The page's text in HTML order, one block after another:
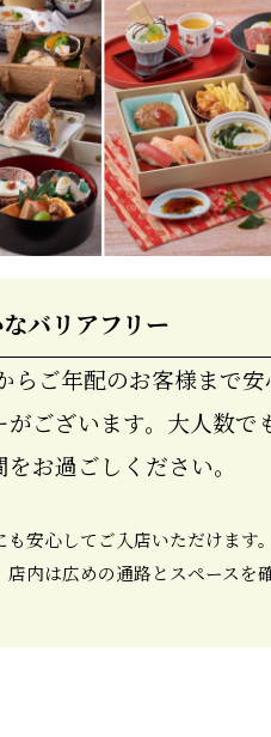
バリアフリー
らご年配のお客様まで安
ございます。大人数で
お過ごしください。
安心してご入店いただけます。
内は広めの通路とスペースを